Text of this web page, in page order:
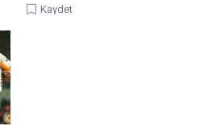
Kaydet